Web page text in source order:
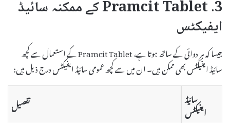
3. Pramcit Tablet کے ممکنہ سائیڈ
ایفیکٹس
جیسا کہ ہر دوائی کے ساتھ ہوتا ہے، Pramcit Tablet کے استعمال سے کچھ
سائیڈ ایفیکٹس بھی ممکن ہیں۔ ان میں سے کچھ عمومی سائیڈ ایفیکٹس درج ذیل ہیں:
سائیڈ
ایفیکٹس
تفصیل